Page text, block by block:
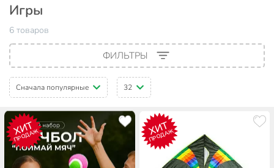
Игры
6 товаров
ФИЛЬТРЫ
Сначала популярные 32
ХИТ
ПРОДАЖ ХИТ
ПРОДАЖ